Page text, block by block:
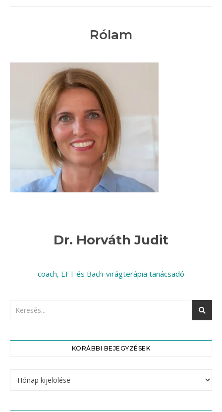
Rólam
Dr. Horváth Judit
coach, EFT és Bach-virágterápia tanácsadó
KORÁBBI BEJEGYZÉSEK